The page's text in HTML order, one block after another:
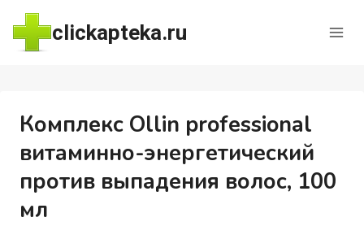
Перейти
содержимому
clickapteka.ru
Комплекс Ollin professional
витаминно-энергетический
против выпадения волос, 100
мл